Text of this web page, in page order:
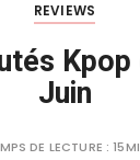
REVIEWS
Juin
DE LECTURE :